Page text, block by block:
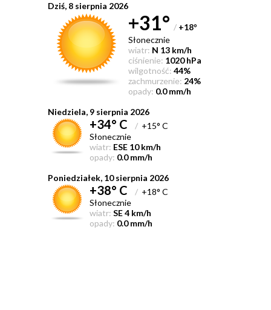
Dziś, 8 sierpnia 2026
+31° / +18°
Słonecznie
wiatr: N 13 km/h
ciśnienie: 1020 hPa
wilgotność: 44%
zachmurzenie: 24%
opady: 0.0 mm/h
Niedziela, 9 sierpnia 2026
+34° C /+15° C
Słonecznie
wiatr: ESE 10 km/h
opady: 0.0 mm/h
Poniedziałek, 10 sierpnia 2026
+38° C /+18° C
Słonecznie
wiatr: SE 4 km/h
opady: 0.0 mm/h